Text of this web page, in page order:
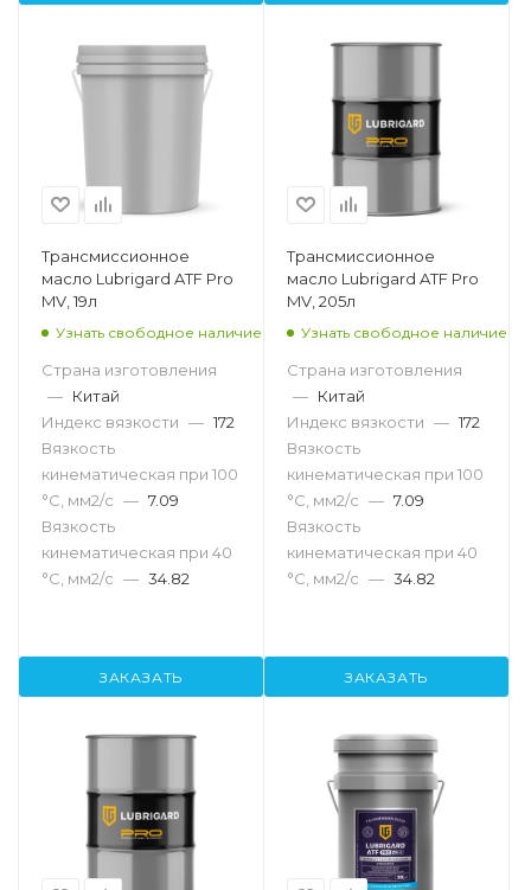
Трансмиссионное
масло Lubrigard ATF Pro
MV, 19л
Узнать свободное наличие
Страна изготовления
— Китай
Индекс вязкости — 172
Вязкость
кинематическая при 100
°С, мм2/с — 7.09
Вязкость
кинематическая при 40
°С, мм2/с — 34.82
ЗАКАЗАТЬ
Трансмиссионное
масло Lubrigard ATF Pro
MV, 205л
Узнать свободное наличие
Страна изготовления
— Китай
Индекс вязкости — 172
Вязкость
кинематическая при 100
°С, мм2/с — 7.09
Вязкость
кинематическая при 40
°С, мм2/с — 34.82
ЗАКАЗАТЬ